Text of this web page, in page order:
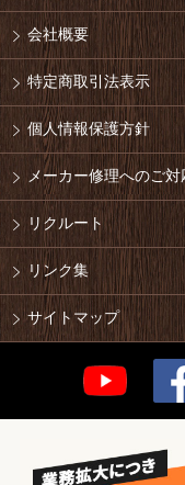
会社概要
特定商取引法表示
個人情報保護方針
メーカー修理へのご対
リクルート
リンク集
サイトマップ